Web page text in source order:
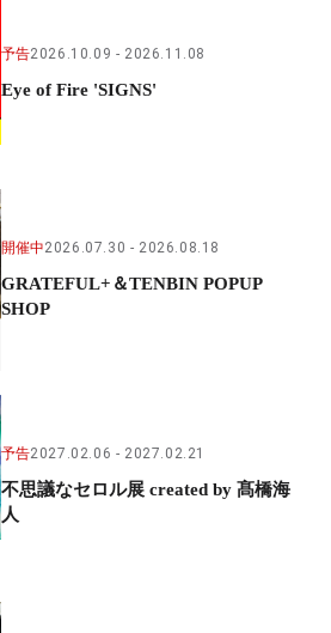
予告2026.10.09 2026.11.08
Eye of Fire 'SIGNS'
開催中2026.07.30 2026.08.18
GRATEFUL+＆TENBIN POPUP
SHOP
予告2027.02.06 2027.02.21
不思議なセロル展 created by 髙橋海
人